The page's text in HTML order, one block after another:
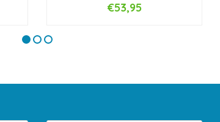
+
€53,95